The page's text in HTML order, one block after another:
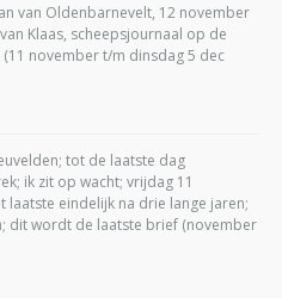
van Oldenbarnevelt, 12 november
Klaas, scheepsjournaal op de
november t/m dinsdag 5 dec
tot de laatste dag
ik zit op wacht; vrijdag 11
laatste eindelijk na drie lange jaren;
dit wordt de laatste brief (november